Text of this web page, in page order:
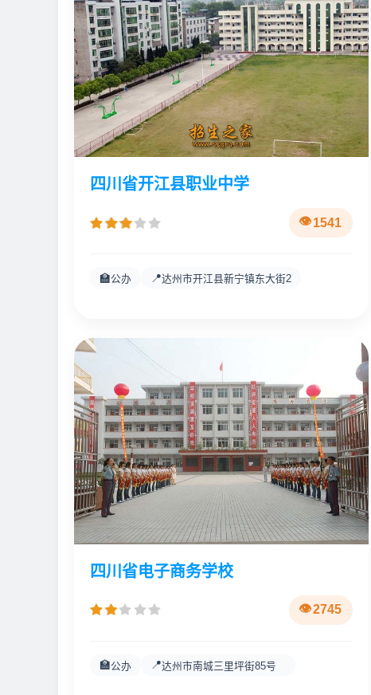
四川省开江县职业中学
1541
🏫公办 📍达州市开江县新宁镇东大街2
四川省电子商务学校
2745
🏫公办 📍达州市南城三里坪街85号